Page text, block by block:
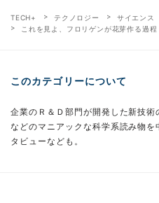
TECH+ テクノロジー
サイエンス
これを見よ、フロリゲンが花芽作る過程
このカテゴリーについて
企業のＲ＆Ｄ部門が開発した新技
などのマニアックな科学系読み物
タビューなども。